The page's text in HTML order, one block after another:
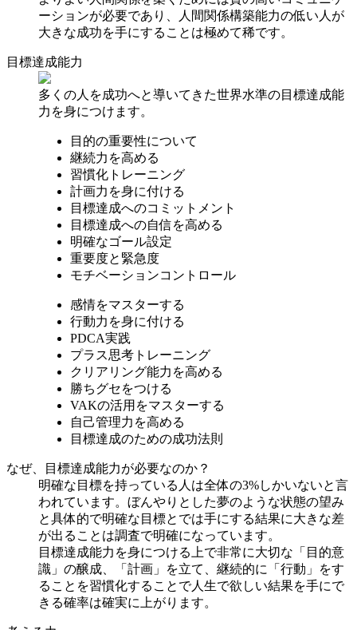
ーションが必要であり、人間関係構築能力の低い人が
大きな成功を手にすることは極めて稀です。
目標達成能力
多くの人を成功へと導いてきた世界水準の目標達成能
力を身につけます。
目的の重要性について
継続力を高める
習慣化トレーニング
計画力を身に付ける
目標達成へのコミットメント
目標達成への自信を高める
明確なゴール設定
重要度と緊急度
モチベーションコントロール
感情をマスターする
行動力を身に付ける
PDCA実践
プラス思考トレーニング
クリアリング能力を高める
勝ちグセをつける
VAKの活用をマスターする
自己管理力を高める
目標達成のための成功法則
なぜ、目標達成能力が必要なのか？
明確な目標を持っている人は全体の3%しかいないと言
われています。ぼんやりとした夢のような状態の望み
と具体的で明確な目標とでは手にする結果に大きな差
が出ることは調査で明確になっています。
目標達成能力を身につける上で非常に大切な「目的意
識」の醸成、「計画」を立て、継続的に「行動」をす
ることを習慣化することで人生で欲しい結果を手にで
きる確率は確実に上がります。